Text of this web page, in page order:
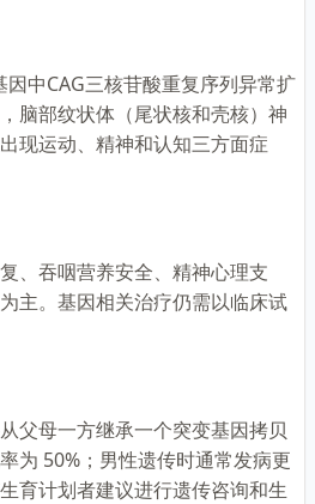
中CAG三核苷酸重复序列异常扩
脑部纹状体（尾状核和壳核）神
现运动、精神和认知三方面症
、吞咽营养安全、精神心理支
主。基因相关治疗仍需以临床试
父母一方继承一个突变基因拷贝
为 50%；男性遗传时通常发病更
育计划者建议进行遗传咨询和生